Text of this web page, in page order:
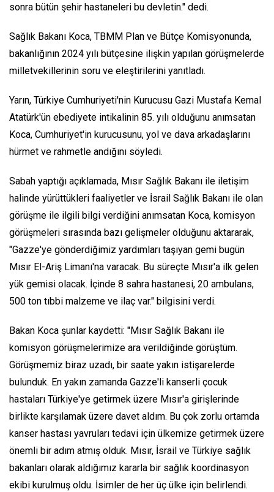
sonra bütün şehir hastaneleri bu devletin." dedi.
Sağlık Bakanı Koca, TBMM Plan ve Bütçe Komisyonunda,
bakanlığının 2024 yılı bütçesine ilişkin yapılan görüşmelerde
milletvekillerinin soru ve eleştirilerini yanıtladı.
Yarın, Türkiye Cumhuriyeti'nin Kurucusu Gazi Mustafa Kemal
Atatürk'ün ebediyete intikalinin 85. yılı olduğunu anımsatan
Koca, Cumhuriyet'in kurucusunu, yol ve dava arkadaşlarını
hürmet ve rahmetle andığını söyledi.
Sabah yaptığı açıklamada, Mısır Sağlık Bakanı ile iletişim
halinde yürüttükleri faaliyetler ve İsrail Sağlık Bakanı ile olan
görüşme ile ilgili bilgi verdiğini anımsatan Koca, komisyon
görüşmeleri sırasında bazı gelişmeler olduğunu aktararak,
"Gazze'ye gönderdiğimiz yardımları taşıyan gemi bugün
Mısır El-Ariş Limanı'na varacak. Bu süreçte Mısır'a ilk gelen
yük gemisi olacak. İçinde 8 sahra hastanesi, 20 ambulans,
500 ton tıbbi malzeme ve ilaç var." bilgisini verdi.
Bakan Koca şunlar kaydetti: "Mısır Sağlık Bakanı ile
komisyon görüşmelerimize ara verildiğinde görüştüm.
Görüşmemiz biraz uzadı, bir saate yakın istişarelerde
bulunduk. En yakın zamanda Gazze'li kanserli çocuk
hastaları Türkiye'ye getirmek üzere Mısır'a girişlerinde
birlikte karşılamak üzere davet aldım. Bu çok zorlu ortamda
kanser hastası yavruları tedavi için ülkemize getirmek üzere
önemli bir adım atmış olduk. Mısır, İsrail ve Türkiye sağlık
bakanları olarak aldığımız kararla bir sağlık koordinasyon
ekibi kurulmuş oldu. İsimler de her üç ülke için belirlendi.